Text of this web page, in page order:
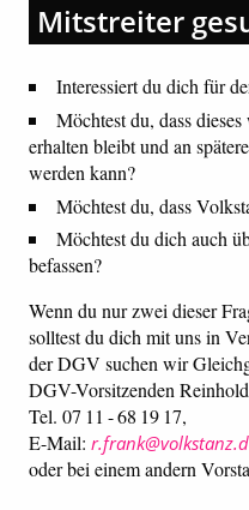
Mitstreiter
Interessiert du dich für
Möchtest du, dass
erhalten bleibt und an
werden kann?
Möchtest du, dass
Möchtest du dich auch
befassen?
Wenn du nur zwei dieser
solltest du dich mit uns in
der DGV suchen wir
DGV-Vorsitzenden
Tel. 07 11 - 68 19 17,
E-Mail:
oder bei einem andern